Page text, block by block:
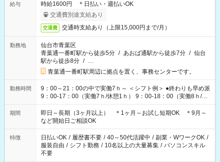
給与
時給1600円 ＊日払い・週払いOK
交通費別途支給あり
交通費 交通時支給あり（上限15,000円まで/月）
勤務地
仙台市青葉区
青葉通一番町駅から徒歩5分 / あおば通駅から徒歩7分 / 仙台
駅から徒歩8分 / …
青葉通一番町駅周辺に拠点を置く、事務センターです。
勤務時間
9：00～21：00の中で実働7ｈ～ ＜シフト例＞ ●終わりも早め派
9：00-17：00（実働7ｈ/休憩1ｈ） 9：00-18：00（実働8ｈ/休
憩1ｈ） 10：00-19：00（実働8ｈ/休憩1ｈ） ●朝ゆっくり派
11：00-20：00（実働8ｈ/休憩1ｈ） 12：00-20：00（実働7ｈ/
休憩1ｈ） 12：00-21：00（実働8ｈ/休憩1ｈ） 13：00-22：
00（実働8ｈ/休憩1ｈ） ＊時間帯固定OK
期間
即日～長期（3ヶ月以上） ＊1ヶ月～お試し短期OK ＊9月～
など開始日ご相談OK
特徴 日払いOK / 履歴書不要 / 40～50代活躍中 / 副業・WワークOK /
服装自由 / シフト勤務 / 10名以上の大量募集 / パソコンスキル
不要